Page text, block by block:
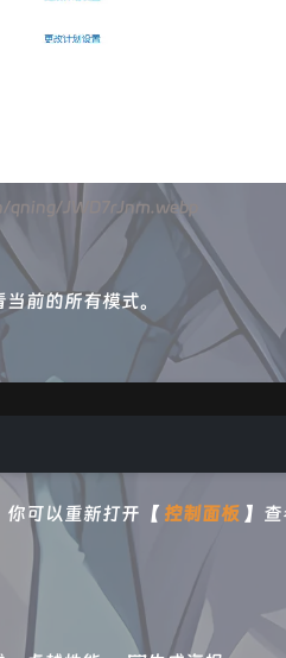
qning/JWD7rJnm.webp
前的所有模式。
你可以重新打开【 控制面板 】